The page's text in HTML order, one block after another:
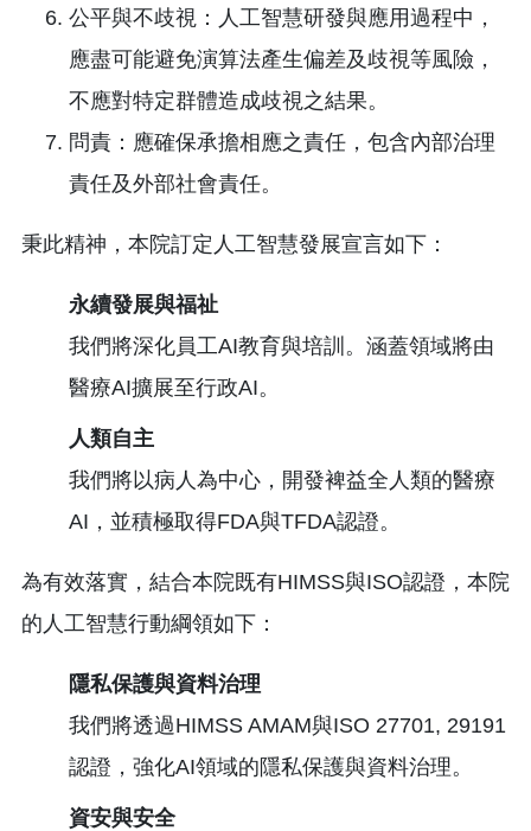
公平與不歧視：人工智慧研發與應用過程中，
應盡可能避免演算法產生偏差及歧視等風險，
不應對特定群體造成歧視之結果。
問責：應確保承擔相應之責任，包含內部治理
責任及外部社會責任。
秉此精神，本院訂定人工智慧發展宣言如下：
永續發展與福祉
我們將深化員工AI教育與培訓。涵蓋領域將由
醫療AI擴展至行政AI。
人類自主
我們將以病人為中心，開發裨益全人類的醫療
AI，並積極取得FDA與TFDA認證。
為有效落實，結合本院既有HIMSS與ISO認證，本院
的人工智慧行動綱領如下：
隱私保護與資料治理
我們將透過HIMSS AMAM與ISO 27701, 29191
認證，強化AI領域的隱私保護與資料治理。
資安與安全